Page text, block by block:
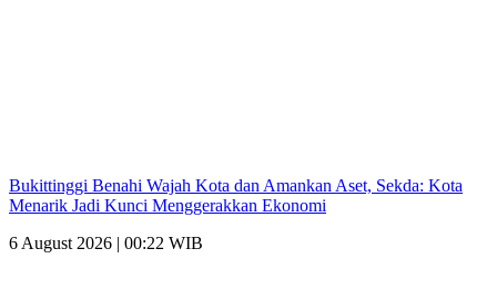
Bukittinggi Benahi Wajah Kota dan Amankan Aset, Sekda: Kota
Menarik Jadi Kunci Menggerakkan Ekonomi
6 August 2026 | 00:22 WIB